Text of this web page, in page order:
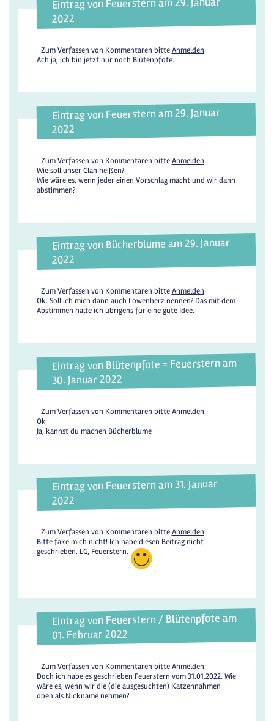
Eintrag von Feuerstern am 29. Januar
2022
Zum Verfassen von Kommentaren bitteAnmelden.
Ach ja, ich bin jetzt nur noch Blütenpfote.
Eintrag von Feuerstern am 29. Januar
2022
Zum Verfassen von Kommentaren bitteAnmelden.
Wie soll unser Clan heißen?
Wie wäre es, wenn jeder einen Vorschlag macht und wir dann
abstimmen?
Eintrag von Bücherblume am 29. Januar
2022
Zum Verfassen von Kommentaren bitteAnmelden.
Ok. Soll ich mich dann auch Löwenherz nennen? Das mit dem
Abstimmen halte ich übrigens für eine gute Idee.
Eintrag von Blütenpfote = Feuerstern am
30. Januar 2022
Zum Verfassen von Kommentaren bitteAnmelden.
Ok
Ja, kannst du machen Bücherblume
Eintrag von Feuerstern am 31. Januar
2022
Zum Verfassen von Kommentaren bitteAnmelden.
Bitte fake mich nicht! Ich habe diesen Beitrag nicht
geschrieben. LG, Feuerstern.
Eintrag von Feuerstern / Blütenpfote am
01. Februar 2022
Zum Verfassen von Kommentaren bitteAnmelden.
Doch ich habe es geschrieben Feuerstern vom 31.01.2022. Wie
wäre es, wenn wir die (die ausgesuchten) Katzennahmen
oben als Nickname nehmen?